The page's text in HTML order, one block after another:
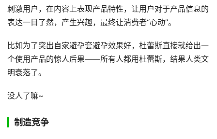
刺激用户，在内容上表现产品特性，让用户对于产品信息的
表达一目了然，产生兴趣，最终让消费者“心动”。
比如为了突出自家避孕套避孕效果好，杜蕾斯直接就给出一
个使用产品的惊人后果——所有人都用杜蕾斯，结果人类文
明衰落了。
没人了嘛~
制造竞争